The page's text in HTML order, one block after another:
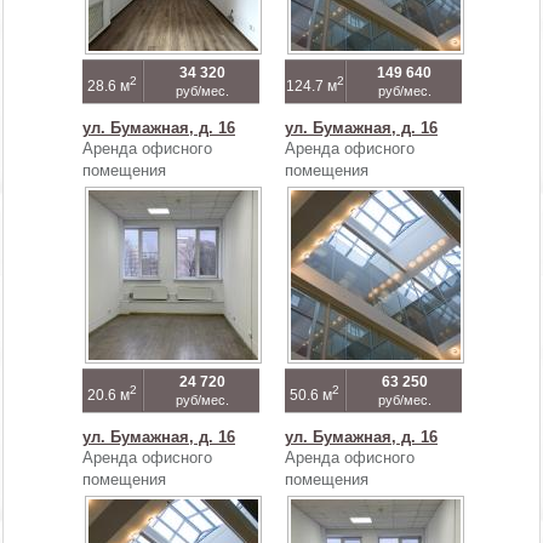
28.6 м2 34 320
руб/мес. 124.7 м2 149 640
руб/мес.
ул. Бумажная, д. 16
Аренда офисного
помещения
20.6 м2 24 720
руб/мес.
ул. Бумажная, д. 16
Аренда офисного
помещения
50.6 м2 63 250
руб/мес.
ул. Бумажная, д. 16
Аренда офисного
помещения
ул. Бумажная, д. 16
Аренда офисного
помещения